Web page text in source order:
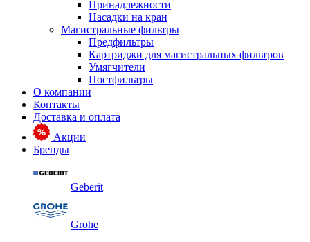
Принадлежности
Насадки на кран
Магистральные фильтры
Предфильтры
Картриджи для магистральных фильтров
Умягчители
Постфильтры
О компании
Контакты
Доставка и оплата
Акции
Бренды
Geberit
Grohe